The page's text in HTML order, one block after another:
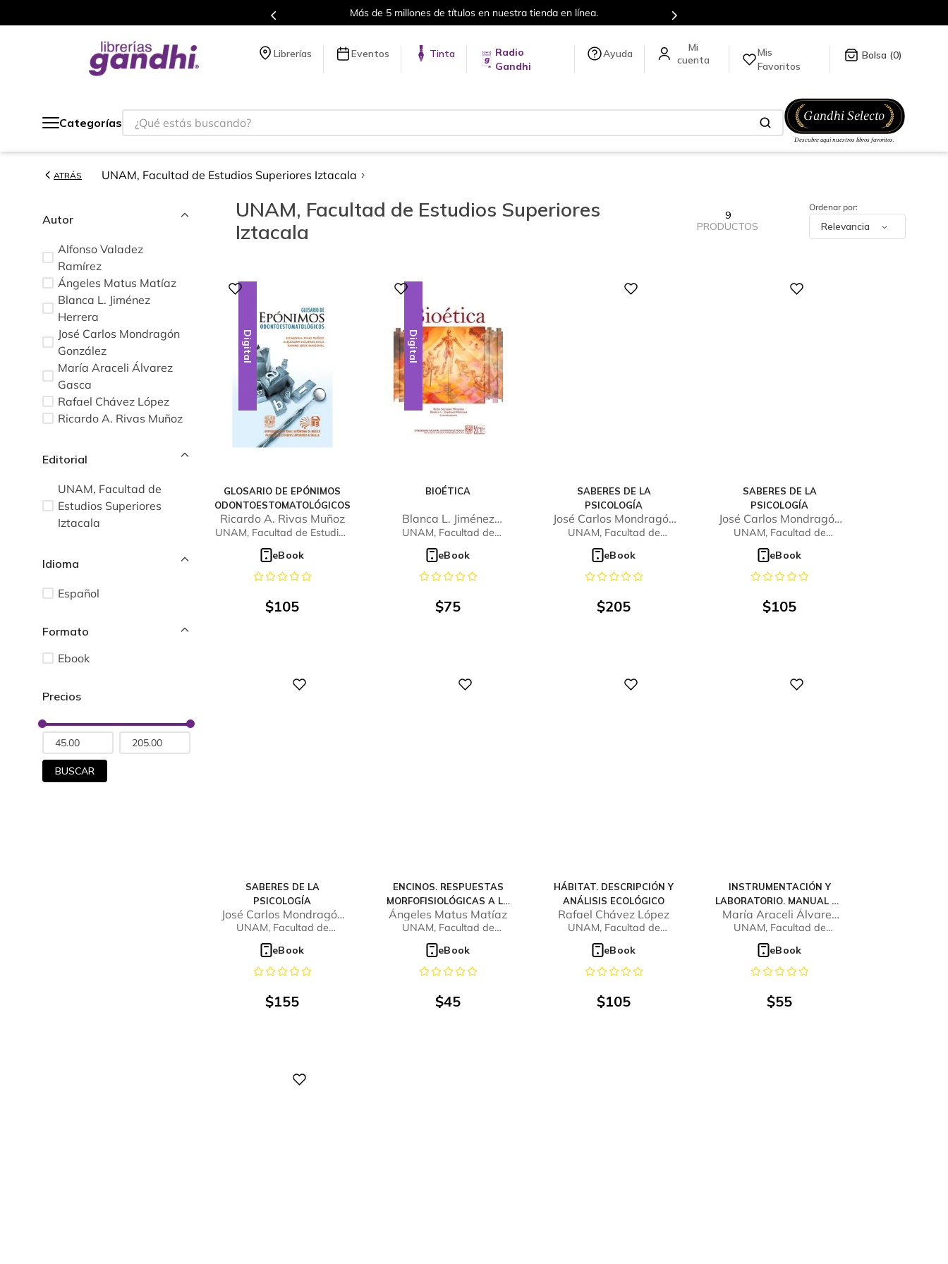
Más de 5 millones de títulos en nuestra tienda en línea.
Librerías Eventos Tinta
Radio
Gandhi
Ayuda
Mis
Favoritos
0
Categorías
¿Qué estás buscando?
ATRÁS UNAM, Facultad de Estudios Superiores Iztacala
Autor
Alfonso Valadez
Ramírez
Ángeles Matus Matíaz
Blanca L. Jiménez
Herrera
José Carlos Mondragón
González
María Araceli Álvarez
Gasca
Rafael Chávez López
Ricardo A. Rivas Muñoz
Editorial
UNAM, Facultad de
Estudios Superiores
Iztacala
Idioma
Español
Ebook
BUSCAR
UNAM, Facultad de Estudios Superiores
Iztacala
9
PRODUCTOS
Relevancia
Digital
GLOSARIO DE EPÓNIMOS
ODONTOESTOMATOLÓGICOS
Ricardo A. Rivas Muñoz
UNAM, Facultad de Estudios
Superiores Iztacala
eBook
$105
Digital
BIOÉTICA
Blanca L. Jiménez
Herrera
UNAM, Facultad de
Estudios Superiores
Iztacala
eBook
$75
SABERES DE LA
PSICOLOGÍA
José Carlos Mondragón
González
UNAM, Facultad de
Estudios Superiores
Iztacala
eBook
$205
SABERES DE LA
PSICOLOGÍA
José Carlos Mondragón
González
UNAM, Facultad de
Estudios Superiores
Iztacala
eBook
$105
SABERES DE LA
PSICOLOGÍA
José Carlos Mondragón
González
UNAM, Facultad de
Estudios Superiores
Iztacala
eBook
$155
ENCINOS. RESPUESTAS
MORFOFISIOLÓGICAS A LA
SEQUÍA
Ángeles Matus Matíaz
UNAM, Facultad de
Estudios Superiores
Iztacala
eBook
$45
HÁBITAT. DESCRIPCIÓN Y
ANÁLISIS ECOLÓGICO
Rafael Chávez López
UNAM, Facultad de
Estudios Superiores
Iztacala
eBook
$105
INSTRUMENTACIÓN Y
LABORATORIO. MANUAL DE
PROCEDIMIENTOS
BÁSICOS
María Araceli Álvarez
Gasca
UNAM, Facultad de
Estudios Superiores
Iztacala
eBook
$55